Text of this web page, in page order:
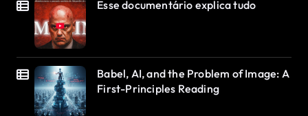
Esse documentário explica tudo
Babel, AI, and the Problem of Image: A
First-Principles Reading